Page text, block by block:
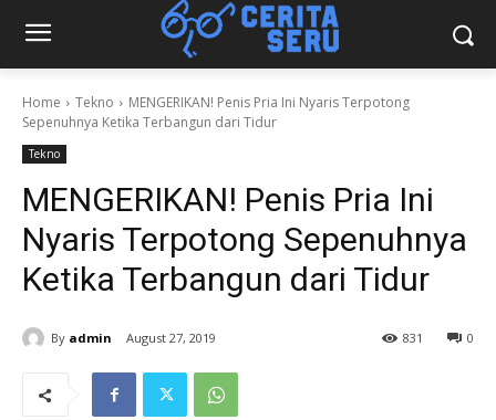
Home Tekno
MENGERIKAN! Penis Pria Ini Nyaris Terpotong
Sepenuhnya Ketika Terbangun dari Tidur
Tekno
MENGERIKAN! Penis Pria Ini
Nyaris Terpotong Sepenuhnya
Ketika Terbangun dari Tidur
By admin August 27, 2019 0
831